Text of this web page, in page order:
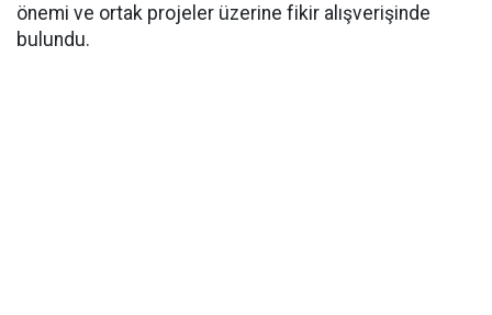
önemi ve ortak projeler üzerine fikir alışverişinde
bulundu.